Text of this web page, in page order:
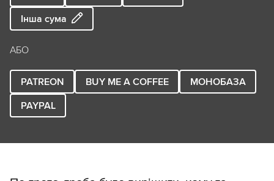
Інша сума
АБО
PATREON BUY ME A COFFEE
МОНОБАЗА
PAYPAL